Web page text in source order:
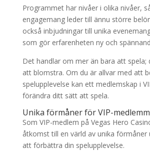
Programmet har nivåer i olika nivåer,
engagemang leder till ännu större
också inbjudningar till unika
som gör erfarenheten ny och
Det handlar om mer än bara att spela;
att blomstra. Om du är allvar med att
spelupplevelse kan ett medlemskap i
förändra ditt sätt att spela.
Unika förmåner för VIP-
Som VIP-medlem på Vegas Hero
åtkomst till en värld av unika
att förbättra din spelupplevelse.